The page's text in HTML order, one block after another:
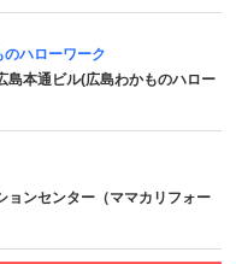
ハローワーク
島本通ビル(広島わかものハロー
ョンセンター（ママカリフォー